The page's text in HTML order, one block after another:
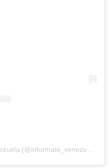
A post shared by Informate Venezuela (@informate_venezuela)